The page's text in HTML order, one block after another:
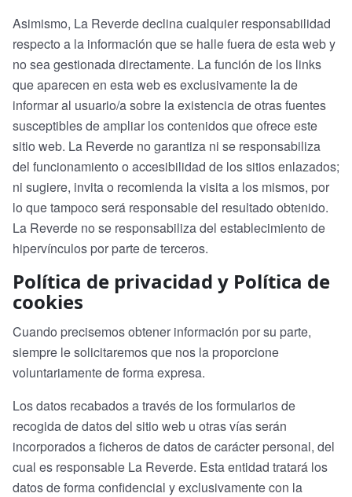
Asimismo, La Reverde declina cualquier responsabilidad
respecto a la información que se halle fuera de esta web y
no sea gestionada directamente. La función de los links
que aparecen en esta web es exclusivamente la de
informar al usuario/a sobre la existencia de otras fuentes
susceptibles de ampliar los contenidos que ofrece este
sitio web. La Reverde no garantiza ni se responsabiliza
del funcionamiento o accesibilidad de los sitios enlazados;
ni sugiere, invita o recomienda la visita a los mismos, por
lo que tampoco será responsable del resultado obtenido.
La Reverde no se responsabiliza del establecimiento de
hipervínculos por parte de terceros.
Política de privacidad y Política de
cookies
Cuando precisemos obtener información por su parte,
siempre le solicitaremos que nos la proporcione
voluntariamente de forma expresa.
Los datos recabados a través de los formularios de
recogida de datos del sitio web u otras vías serán
incorporados a ficheros de datos de carácter personal, del
cual es responsable La Reverde. Esta entidad tratará los
datos de forma confidencial y exclusivamente con la